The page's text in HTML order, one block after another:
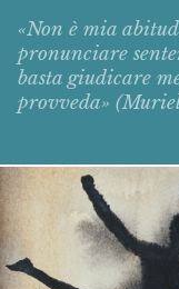
«Non è mia
pronunciare
basta giudicare
provveda»